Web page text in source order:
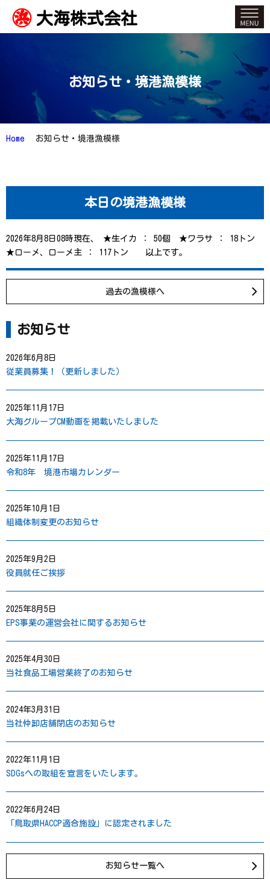
大海株式会社
お知らせ・境港漁模様
Home お知らせ・境港漁模様
本日の境港漁模様
2026年8月8日08時現在、 ★生イカ ： 50個 ★ワラサ ： 18トン
★ローメ、ローメ主 ： 117トン 以上です。
過去の漁模様へ
お知らせ
2026年6月8日
従業員募集！（更新しました）
2025年11月17日
大海グループCM動画を掲載いたしました
2025年11月17日
令和8年 境港市場カレンダー
2025年10月1日
組織体制変更のお知らせ
2025年9月2日
役員就任ご挨拶
2025年8月5日
EPS事業の運営会社に関するお知らせ
2025年4月30日
当社食品工場営業終了のお知らせ
2024年3月31日
当社仲卸店舗閉店のお知らせ
2022年11月1日
SDGsへの取組を宣言をいたします。
2022年6月24日
「鳥取県HACCP適合施設」に認定されました
お知らせ一覧へ